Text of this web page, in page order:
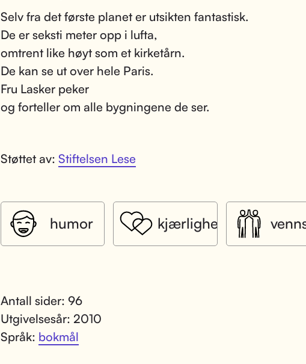
Selv fra det første planet er utsikten fantastisk.
De er seksti meter opp i lufta,
omtrent like høyt som et kirketårn.
De kan se ut over hele Paris.
Fru Lasker peker
og forteller om alle bygningene de ser.
Støttet av: Stiftelsen Lese
humor kjærlighet
Antall sider: 96
Utgivelsesår: 2010
Språk: bokmål